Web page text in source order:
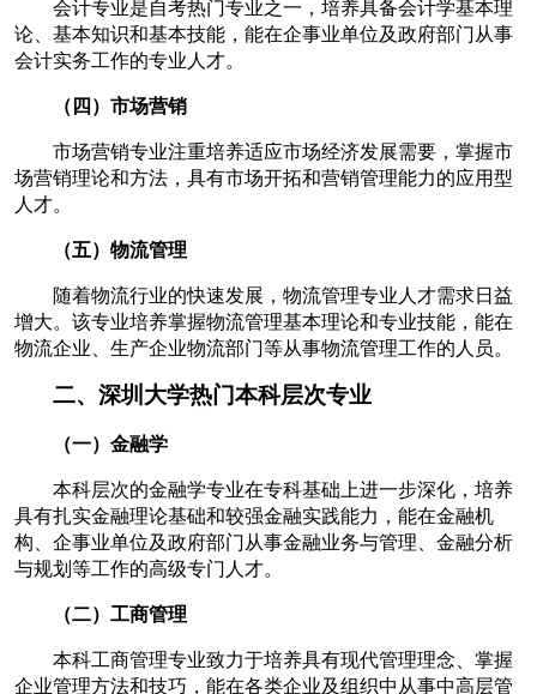
会计专业是自考热门专业之一，培养具备会计学基本理
论、基本知识和基本技能，能在企事业单位及政府部门从事
会计实务工作的专业人才。
（四）市场营销
市场营销专业注重培养适应市场经济发展需要，掌握市
场营销理论和方法，具有市场开拓和营销管理能力的应用型
人才。
（五）物流管理
随着物流行业的快速发展，物流管理专业人才需求日益
增大。该专业培养掌握物流管理基本理论和专业技能，能在
物流企业、生产企业物流部门等从事物流管理工作的人员。
二、深圳大学热门本科层次专业
（一）金融学
本科层次的金融学专业在专科基础上进一步深化，培养
具有扎实金融理论基础和较强金融实践能力，能在金融机
构、企事业单位及政府部门从事金融业务与管理、金融分析
与规划等工作的高级专门人才。
（二）工商管理
本科工商管理专业致力于培养具有现代管理理念、掌握
企业管理方法和技巧，能在各类企业及组织中从事中高层管